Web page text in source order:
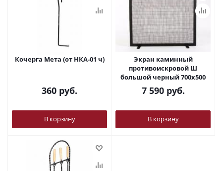
Кочерга Мета (от НКА-01 ч)
360 руб.
В корзину
Экран каминный
противоискровой Ш
большой черный 700х500
7 590руб.
В корзину